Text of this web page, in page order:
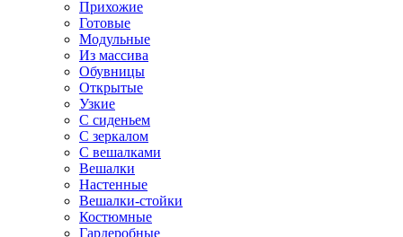
Прихожие
Готовые
Модульные
Из массива
Обувницы
Открытые
Узкие
С сиденьем
С зеркалом
С вешалками
Вешалки
Настенные
Вешалки-стойки
Костюмные
Гардеробные